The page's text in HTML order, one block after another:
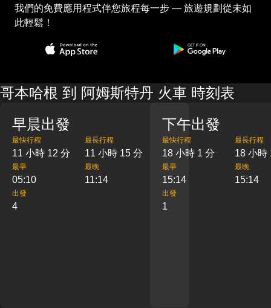
我們的免費應用程式伴您旅程每一步 — 旅遊規劃從未如
此輕鬆！
哥本哈根 到 阿姆斯特丹 火車 時刻表
早晨出發
最快行程
11 小時 12 分
最長行程
11 小時 15 分
最早
05:10
最晚
11:14
出發
4
下午出發
最快行程
18 小時 1 分
最長行程
18 小時
最早
15:14
最晚
15:14
出發
1